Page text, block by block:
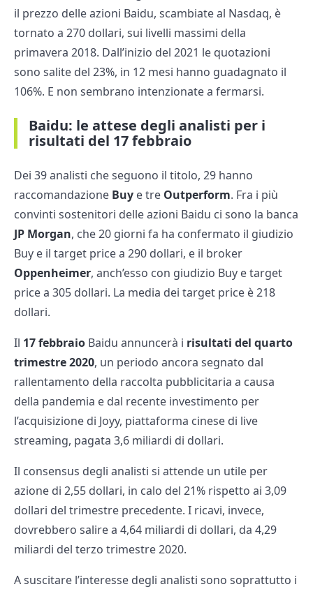
il prezzo delle azioni Baidu, scambiate al Nasdaq, è
tornato a 270 dollari, sui livelli massimi della
primavera 2018. Dall’inizio del 2021 le quotazioni
sono salite del 23%, in 12 mesi hanno guadagnato il
106%. E non sembrano intenzionate a fermarsi.
Baidu: le attese degli analisti per i
risultati del 17 febbraio
Dei 39 analisti che seguono il titolo, 29 hanno
raccomandazione Buy e tre Outperform. Fra i più
convinti sostenitori delle azioni Baidu ci sono la banca
JP Morgan, che 20 giorni fa ha confermato il giudizio
Buy e il target price a 290 dollari, e il broker
Oppenheimer, anch’esso con giudizio Buy e target
price a 305 dollari. La media dei target price è 218
dollari.
Il 17 febbraio Baidu annuncerà i risultati del quarto
trimestre 2020, un periodo ancora segnato dal
rallentamento della raccolta pubblicitaria a causa
della pandemia e dal recente investimento per
l’acquisizione di Joyy, piattaforma cinese di live
streaming, pagata 3,6 miliardi di dollari.
Il consensus degli analisti si attende un utile per
azione di 2,55 dollari, in calo del 21% rispetto ai 3,09
dollari del trimestre precedente. I ricavi, invece,
dovrebbero salire a 4,64 miliardi di dollari, da 4,29
miliardi del terzo trimestre 2020.
A suscitare l’interesse degli analisti sono soprattutto i